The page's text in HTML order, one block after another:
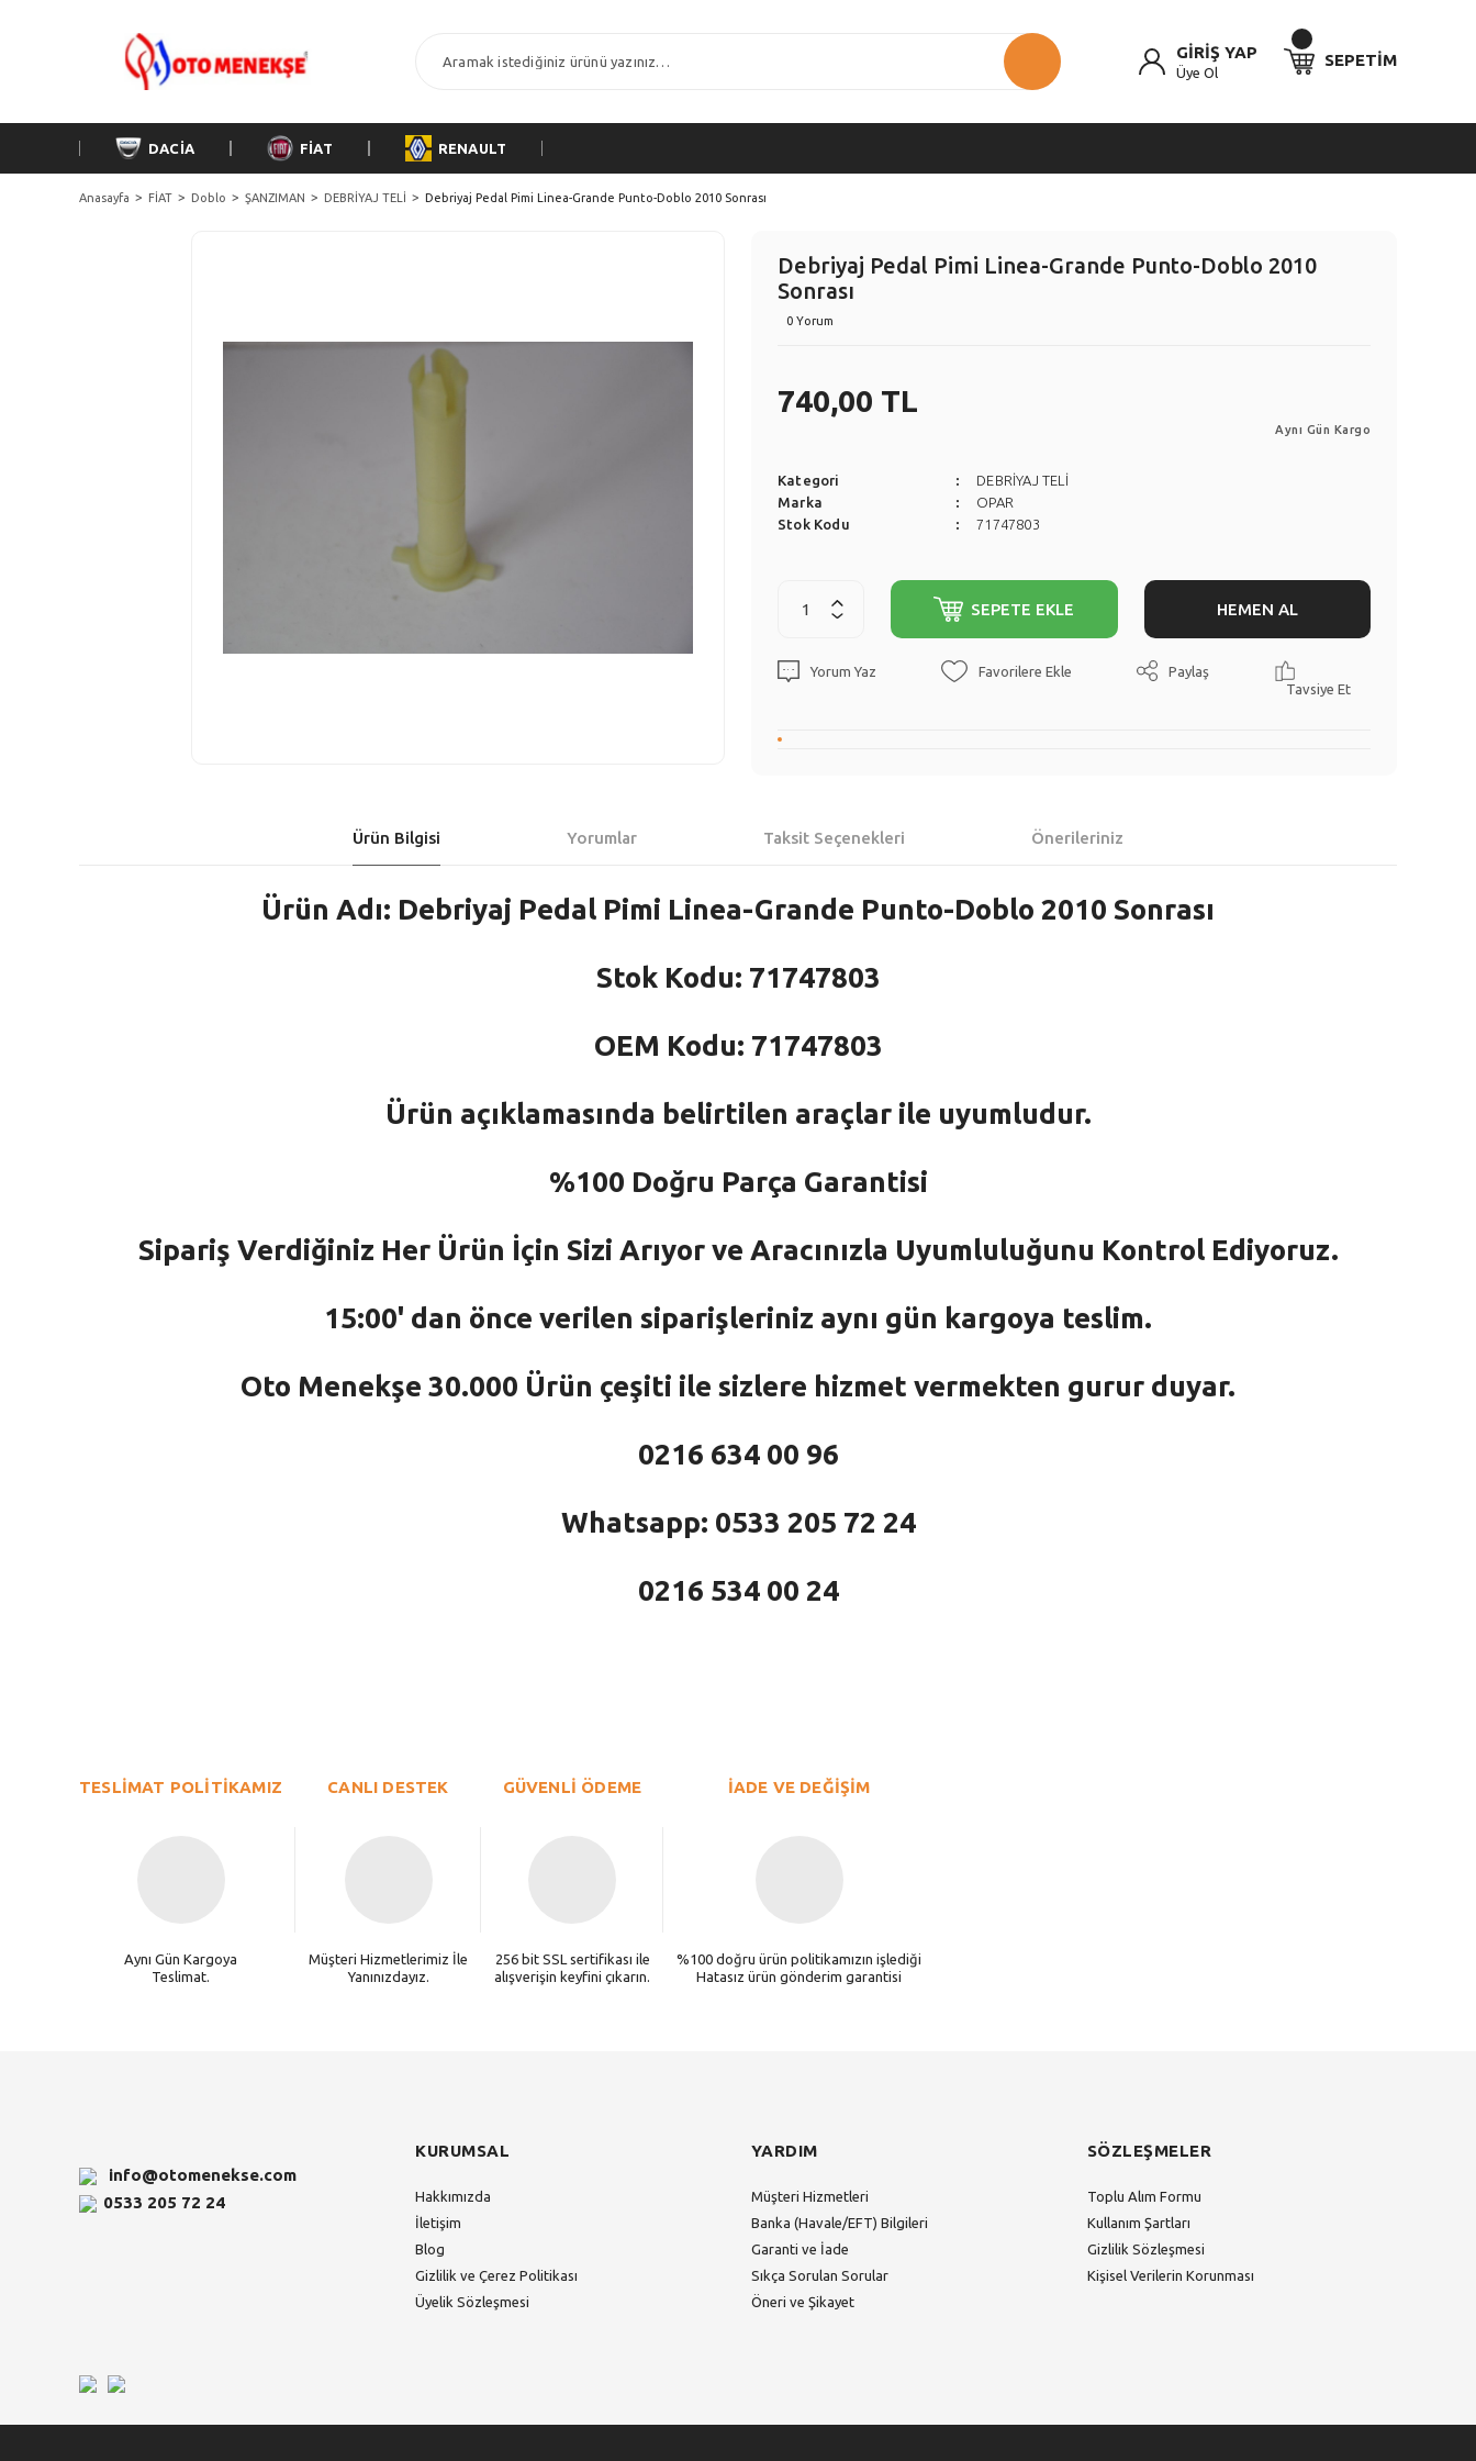
GİRİŞ YAP
Üye Ol
SEPETİM
DACİA FİAT RENAULT
Anasayfa FİAT Doblo ŞANZIMAN DEBRİYAJ TELİ Debriyaj Pedal Pimi Linea-Grande Punto-Doblo 2010 Sonrası
Debriyaj Pedal Pimi Linea-Grande Punto-Doblo 2010
Sonrası
0 Yorum
740,00 TL
Aynı Gün Kargo
Kategori
DEBRİYAJ TELİ
Marka
OPAR
Stok Kodu
71747803
SEPETE EKLE HEMEN AL
Yorum Yaz
Paylaş
Tavsiye Et
Ürün Bilgisi Yorumlar Taksit Seçenekleri Önerileriniz
Ürün Adı: Debriyaj Pedal Pimi Linea-Grande Punto-Doblo 2010 Sonrası
Stok Kodu: 71747803
OEM Kodu: 71747803
Ürün açıklamasında belirtilen araçlar ile uyumludur.
%100 Doğru Parça Garantisi
Sipariş Verdiğiniz Her Ürün İçin Sizi Arıyor ve Aracınızla Uyumluluğunu Kontrol Ediyoruz.
15:00' dan önce verilen siparişleriniz aynı gün kargoya teslim.
Oto Menekşe 30.000 Ürün çeşiti ile sizlere hizmet vermekten gurur duyar.
0216 634 00 96
Whatsapp: 0533 205 72 24
0216 534 00 24
Ürün açıklamasında eksik bilgiler bulunuyor.
TESLİMAT POLİTİKAMIZ
Aynı Gün Kargoya
Teslimat.
CANLI DESTEK
Müşteri Hizmetlerimiz İle
Yanınızdayız.
GÜVENLİ ÖDEME
256 bit SSL sertifikası ile
alışverişin keyfini çıkarın.
İADE VE DEĞİŞİM
%100 doğru ürün politikamızın işlediği
Hatasız ürün gönderim garantisi
info@otomenekse.com
0533 205 72 24
KURUMSAL
Hakkımızda
İletişim
Blog
Gizlilik ve Çerez Politikası
Üyelik Sözleşmesi
YARDIM
Müşteri Hizmetleri
Banka (Havale/EFT) Bilgileri
Garanti ve İade
Sıkça Sorulan Sorular
Öneri ve Şikayet
SÖZLEŞMELER
Toplu Alım Formu
Kullanım Şartları
Gizlilik Sözleşmesi
Kişisel Verilerin Korunması